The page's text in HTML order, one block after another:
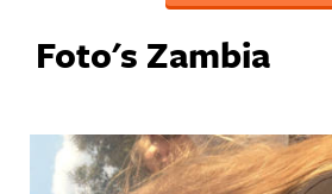
Foto's Zambia